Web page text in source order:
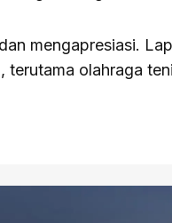
mengapresiasi.
terutama olahraga